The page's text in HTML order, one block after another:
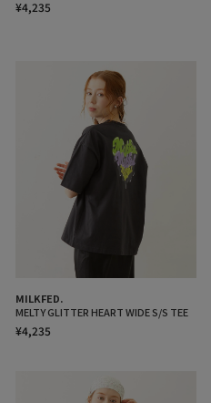
¥4,235
MILKFED.
MELTY GLITTER HEART WIDE S/S TEE
¥4,235